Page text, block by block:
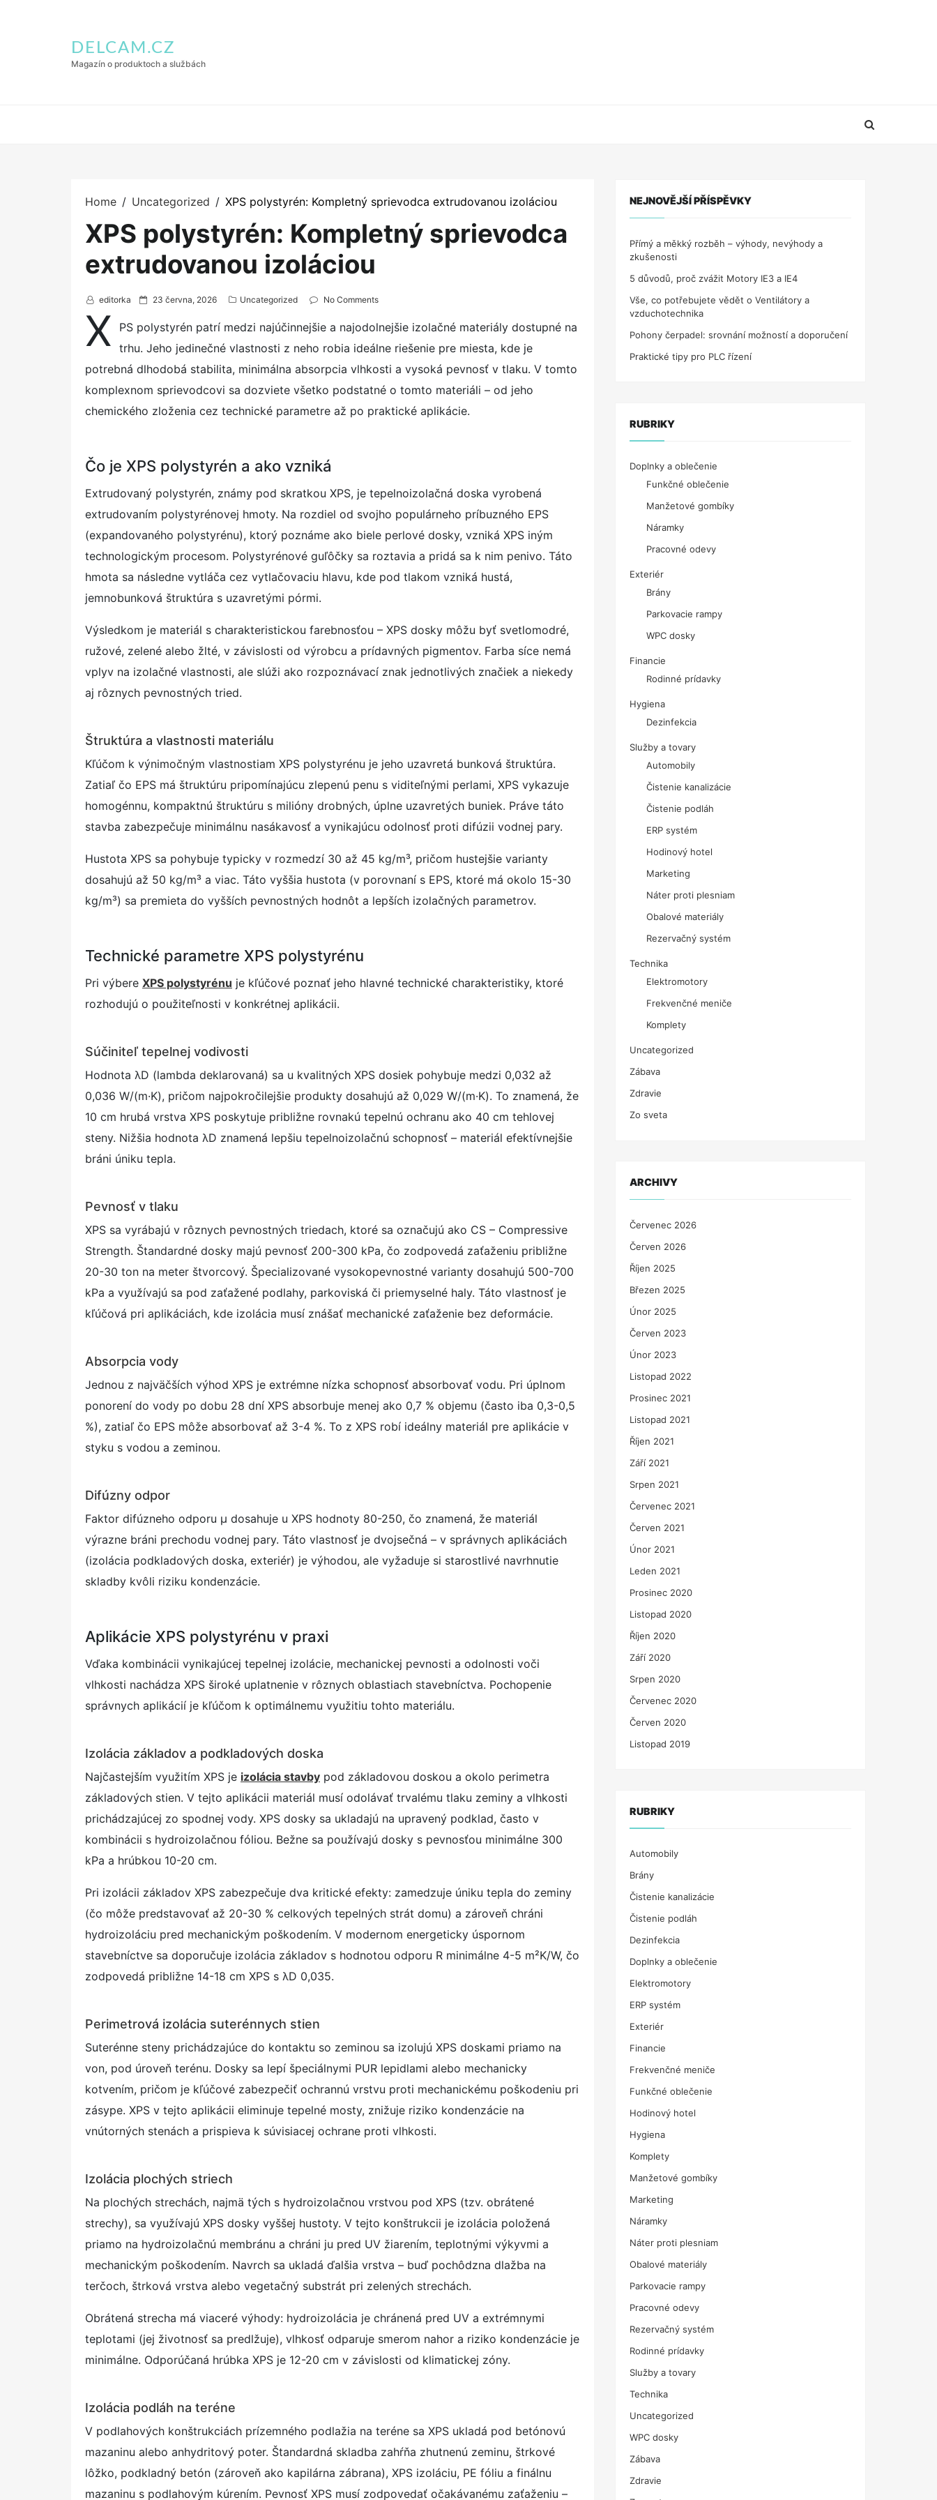
DELCAM.CZ
Magazín o produktoch a službách
Home Uncategorized XPS polystyrén: Kompletný sprievodca extrudovanou izoláciou
XPS polystyrén: Kompletný sprievodca
extrudovanou izoláciou
editorka
P
s
e
o
n
23 června, 2026 Uncategorized No Comments
X
PS polystyrén patrí medzi najúčinnejšie a najodolnejšie izolačné materiály dostupné na
trhu. Jeho jedinečné vlastnosti z neho robia ideálne riešenie pre miesta, kde je
potrebná dlhodobá stabilita, minimálna absorpcia vlhkosti a vysoká pevnosť v tlaku. V tomto
komplexnom sprievodcovi sa dozviete všetko podstatné o tomto materiáli – od jeho
chemického zloženia cez technické parametre až po praktické aplikácie.
Čo je XPS polystyrén a ako vzniká
Extrudovaný polystyrén, známy pod skratkou XPS, je tepelnoizolačná doska vyrobená
extrudovaním polystyrénovej hmoty. Na rozdiel od svojho populárneho príbuzného EPS
(expandovaného polystyrénu), ktorý poznáme ako biele perlové dosky, vzniká XPS iným
technologickým procesom. Polystyrénové guľôčky sa roztavia a pridá sa k nim penivo. Táto
hmota sa následne vytláča cez vytlačovaciu hlavu, kde pod tlakom vzniká hustá,
jemnobunková štruktúra s uzavretými pórmi.
Výsledkom je materiál s charakteristickou farebnosťou – XPS dosky môžu byť svetlomodré,
ružové, zelené alebo žlté, v závislosti od výrobcu a prídavných pigmentov. Farba síce nemá
vplyv na izolačné vlastnosti, ale slúži ako rozpoznávací znak jednotlivých značiek a niekedy
aj rôznych pevnostných tried.
Štruktúra a vlastnosti materiálu
Kľúčom k výnimočným vlastnostiam XPS polystyrénu je jeho uzavretá bunková štruktúra.
Zatiaľ čo EPS má štruktúru pripomínajúcu zlepenú penu s viditeľnými perlami, XPS vykazuje
homogénnu, kompaktnú štruktúru s milióny drobných, úplne uzavretých buniek. Práve táto
stavba zabezpečuje minimálnu nasákavosť a vynikajúcu odolnosť proti difúzii vodnej pary.
Hustota XPS sa pohybuje typicky v rozmedzí 30 až 45 kg/m³, pričom hustejšie varianty
dosahujú až 50 kg/m³ a viac. Táto vyššia hustota (v porovnaní s EPS, ktoré má okolo 15-30
kg/m³) sa premieta do vyšších pevnostných hodnôt a lepších izolačných parametrov.
Technické parametre XPS polystyrénu
Pri výbere XPS polystyrénu je kľúčové poznať jeho hlavné technické charakteristiky, ktoré
rozhodujú o použiteľnosti v konkrétnej aplikácii.
Súčiniteľ tepelnej vodivosti
Hodnota λD (lambda deklarovaná) sa u kvalitných XPS dosiek pohybuje medzi 0,032 až
0,036 W/(m·K), pričom najpokročilejšie produkty dosahujú až 0,029 W/(m·K). To znamená, že
10 cm hrubá vrstva XPS poskytuje približne rovnakú tepelnú ochranu ako 40 cm tehlovej
steny. Nižšia hodnota λD znamená lepšiu tepelnoizolačnú schopnosť – materiál efektívnejšie
bráni úniku tepla.
Pevnosť v tlaku
XPS sa vyrábajú v rôznych pevnostných triedach, ktoré sa označujú ako CS – Compressive
Strength. Štandardné dosky majú pevnosť 200-300 kPa, čo zodpovedá zaťaženiu približne
20-30 ton na meter štvorcový. Špecializované vysokopevnostné varianty dosahujú 500-700
kPa a využívajú sa pod zaťažené podlahy, parkoviská či priemyselné haly. Táto vlastnosť je
kľúčová pri aplikáciách, kde izolácia musí znášať mechanické zaťaženie bez deformácie.
Absorpcia vody
Jednou z najväčších výhod XPS je extrémne nízka schopnosť absorbovať vodu. Pri úplnom
ponorení do vody po dobu 28 dní XPS absorbuje menej ako 0,7 % objemu (často iba 0,3-0,5
%), zatiaľ čo EPS môže absorbovať až 3-4 %. To z XPS robí ideálny materiál pre aplikácie v
styku s vodou a zeminou.
Difúzny odpor
Faktor difúzneho odporu μ dosahuje u XPS hodnoty 80-250, čo znamená, že materiál
výrazne bráni prechodu vodnej pary. Táto vlastnosť je dvojsečná – v správnych aplikáciách
(izolácia podkladových doska, exteriér) je výhodou, ale vyžaduje si starostlivé navrhnutie
skladby kvôli riziku kondenzácie.
Aplikácie XPS polystyrénu v praxi
Vďaka kombinácii vynikajúcej tepelnej izolácie, mechanickej pevnosti a odolnosti voči
vlhkosti nachádza XPS široké uplatnenie v rôznych oblastiach stavebníctva. Pochopenie
správnych aplikácií je kľúčom k optimálnemu využitiu tohto materiálu.
Izolácia základov a podkladových doska
Najčastejším využitím XPS je izolácia stavby pod základovou doskou a okolo perimetra
základových stien. V tejto aplikácii materiál musí odolávať trvalému tlaku zeminy a vlhkosti
prichádzajúcej zo spodnej vody. XPS dosky sa ukladajú na upravený podklad, často v
kombinácii s hydroizolačnou fóliou. Bežne sa používajú dosky s pevnosťou minimálne 300
kPa a hrúbkou 10-20 cm.
Pri izolácii základov XPS zabezpečuje dva kritické efekty: zamedzuje úniku tepla do zeminy
(čo môže predstavovať až 20-30 % celkových tepelných strát domu) a zároveň chráni
hydroizoláciu pred mechanickým poškodením. V modernom energeticky úspornom
stavebníctve sa doporučuje izolácia základov s hodnotou odporu R minimálne 4-5 m²K/W, čo
zodpovedá približne 14-18 cm XPS s λD 0,035.
Perimetrová izolácia suterénnych stien
Suterénne steny prichádzajúce do kontaktu so zeminou sa izolujú XPS doskami priamo na
von, pod úroveň terénu. Dosky sa lepí špeciálnymi PUR lepidlami alebo mechanicky
kotvením, pričom je kľúčové zabezpečiť ochrannú vrstvu proti mechanickému poškodeniu pri
zásype. XPS v tejto aplikácii eliminuje tepelné mosty, znižuje riziko kondenzácie na
vnútorných stenách a prispieva k súvisiacej ochrane proti vlhkosti.
Izolácia plochých striech
Na plochých strechách, najmä tých s hydroizolačnou vrstvou pod XPS (tzv. obrátené
strechy), sa využívajú XPS dosky vyššej hustoty. V tejto konštrukcii je izolácia položená
priamo na hydroizolačnú membránu a chráni ju pred UV žiarením, teplotnými výkyvmi a
mechanickým poškodením. Navrch sa ukladá ďalšia vrstva – buď pochôdzna dlažba na
terčoch, štrková vrstva alebo vegetačný substrát pri zelených strechách.
Obrátená strecha má viaceré výhody: hydroizolácia je chránená pred UV a extrémnymi
teplotami (jej životnosť sa predlžuje), vlhkosť odparuje smerom nahor a riziko kondenzácie je
minimálne. Odporúčaná hrúbka XPS je 12-20 cm v závislosti od klimatickej zóny.
Izolácia podláh na teréne
V podlahových konštrukciách prízemného podlažia na teréne sa XPS ukladá pod betónovú
mazaninu alebo anhydritový poter. Štandardná skladba zahŕňa zhutnenú zeminu, štrkové
lôžko, podkladný betón (zároveň ako kapilárna zábrana), XPS izoláciu, PE fóliu a finálnu
mazaninu s podlahovým kúrením. Pevnosť XPS musí zodpovedať očakávanému zaťaženiu –
NEJNOVĚJŠÍ PŘÍSPĚVKY
Přímý a měkký rozběh – výhody, nevýhody a
zkušenosti
5 důvodů, proč zvážit Motory IE3 a IE4
Vše, co potřebujete vědět o Ventilátory a
vzduchotechnika
Pohony čerpadel: srovnání možností a doporučení
Praktické tipy pro PLC řízení
RUBRIKY
Doplnky a oblečenie
Funkčné oblečenie
Manžetové gombíky
Náramky
Pracovné odevy
Exteriér
Brány
Parkovacie rampy
WPC dosky
Financie
Rodinné prídavky
Hygiena
Dezinfekcia
Služby a tovary
Automobily
Čistenie kanalizácie
Čistenie podláh
ERP systém
Hodinový hotel
Marketing
Náter proti plesniam
Obalové materiály
Rezervačný systém
Technika
Elektromotory
Frekvenčné meniče
Komplety
Uncategorized
Zábava
Zdravie
Zo sveta
ARCHIVY
Červenec 2026
Červen 2026
Říjen 2025
Březen 2025
Únor 2025
Červen 2023
Únor 2023
Listopad 2022
Prosinec 2021
Listopad 2021
Říjen 2021
Září 2021
Srpen 2021
Červenec 2021
Červen 2021
Únor 2021
Leden 2021
Prosinec 2020
Listopad 2020
Říjen 2020
Září 2020
Srpen 2020
Červenec 2020
Červen 2020
Listopad 2019
RUBRIKY
Automobily
Brány
Čistenie kanalizácie
Čistenie podláh
Dezinfekcia
Doplnky a oblečenie
Elektromotory
ERP systém
Exteriér
Financie
Frekvenčné meniče
Funkčné oblečenie
Hodinový hotel
Hygiena
Komplety
Manžetové gombíky
Marketing
Náramky
Náter proti plesniam
Obalové materiály
Parkovacie rampy
Pracovné odevy
Rezervačný systém
Rodinné prídavky
Služby a tovary
Technika
Uncategorized
WPC dosky
Zábava
Zdravie